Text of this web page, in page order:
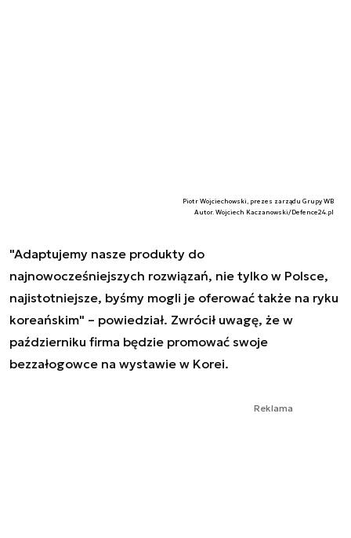
Piotr Wojciechowski, prezes zarządu Grupy WB
Autor. Wojciech Kaczanowski/Defence24.pl
"Adaptujemy nasze produkty do
najnowocześniejszych rozwiązań, nie tylko w Polsce,
najistotniejsze, byśmy mogli je oferować także na ryku
koreańskim" – powiedział. Zwrócił uwagę, że w
październiku firma będzie promować swoje
bezzałogowce na wystawie w Korei.
Reklama